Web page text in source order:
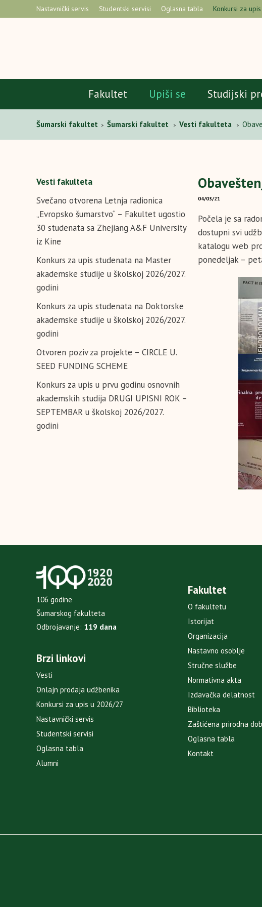
Nastavnički servis Studentski servisi Oglasna tabla Konkursi za
Fakultet Upiši se Studijski
Šumarski fakultet > Šumarski fakultet > Vesti fakulteta >
Vesti fakulteta
Svečano otvorena Letnja radionica
„Evropsko šumarstvo“ – Fakultet ugostio
30 studenata sa Zhejiang A&F University
iz Kine
Konkurs za upis studenata na Master
akademske studije u školskoj 2026/2027.
godini
Konkurs za upis studenata na Doktorske
akademske studije u školskoj 2026/2027.
godini
Otvoren poziv za projekte – CIRCLE U.
SEED FUNDING SCHEME
Konkurs za upis u prvu godinu osnovnih
akademskih studija DRUGI UPISNI ROK –
SEPTEMBAR u školskoj 2026/2027.
godini
04/03/21
Počela je sa
dostupni svi
katalogu web
ponedeljak –
106 godine
Šumarskog fakulteta
Odbrojavanje: 119 dana
Brzi linkovi
Vesti
Onlajn prodaja udžbenika
Konkursi za upis u 2026/27
Nastavnički servis
Studentski servisi
Oglasna tabla
Alumni
Fakultet
O fakultetu
Istorijat
Organizacija
Nastavno osoblje
Stručne službe
Normativna akta
Izdavačka delatnost
Biblioteka
Zaštićena prirodna
Oglasna tabla
Kontakt